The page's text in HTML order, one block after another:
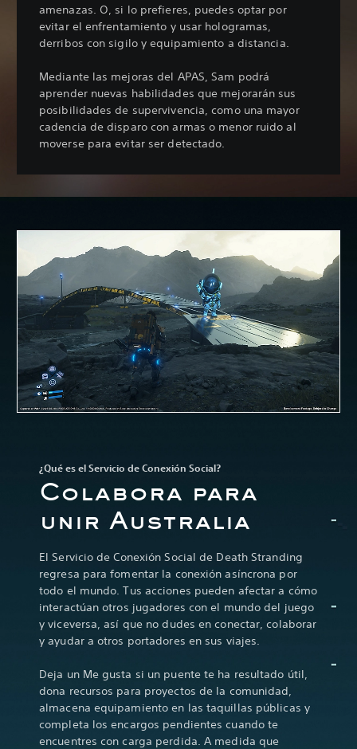
amenazas. O, si lo prefieres, puedes optar por
evitar el enfrentamiento y usar hologramas,
derribos con sigilo y equipamiento a distancia.
Mediante las mejoras del APAS, Sam podrá
aprender nuevas habilidades que mejorarán sus
posibilidades de supervivencia, como una mayor
cadencia de disparo con armas o menor ruido al
moverse para evitar ser detectado.
¿Qué es el Servicio de Conexión Social?
Colabora para
unir Australia
El Servicio de Conexión Social de Death Stranding
regresa para fomentar la conexión asíncrona por
todo el mundo. Tus acciones pueden afectar a cómo
interactúan otros jugadores con el mundo del juego
y viceversa, así que no dudes en conectar, colaborar
y ayudar a otros portadores en sus viajes.
Deja un Me gusta si un puente te ha resultado útil,
dona recursos para proyectos de la comunidad,
almacena equipamiento en las taquillas públicas y
completa los encargos pendientes cuando te
encuentres con carga perdida. A medida que